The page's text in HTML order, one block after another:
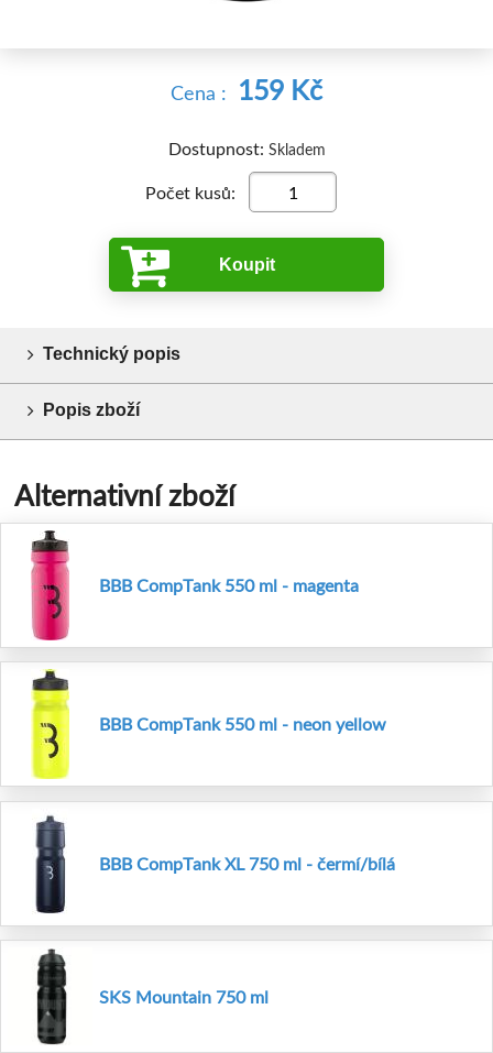
Cena : 159 Kč
Dostupnost: Skladem
Počet kusů:
Koupit
Technický popis
Popis zboží
Alternativní zboží
BBB CompTank 550 ml - magenta
BBB CompTank 550 ml - neon yellow
BBB CompTank XL 750 ml - čermí/bílá
SKS Mountain 750 ml